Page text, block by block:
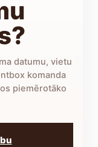
datumu, vietu
komanda
piemērotāko